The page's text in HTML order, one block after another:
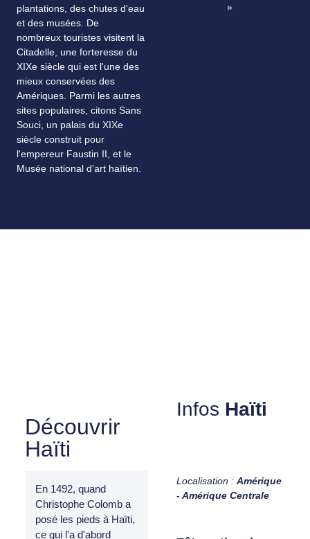
plantations, des chutes d'eau
et des musées. De
nombreux touristes visitent la
Citadelle, une forteresse du
XIXe siècle qui est l'une des
mieux conservées des
Amériques. Parmi les autres
sites populaires, citons Sans
Souci, un palais du XIXe
siècle construit pour
l'empereur Faustin II, et le
Musée national d'art haïtien.
»
Découvrir
Haïti
En 1492, quand
Christophe Colomb a
posé les pieds à Haïti,
ce qui l'a d'abord
Infos Haïti
Localisation : Amérique
- Amérique Centrale